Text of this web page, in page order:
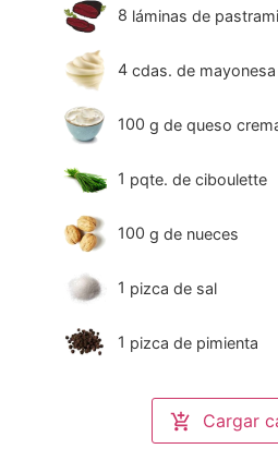
8 láminas de pastrami
4 cdas. de mayonesa
100 g de queso
1 pqte. de ciboulette
100 g de nueces
1 pizca de sal
1 pizca de pimienta
Cargar